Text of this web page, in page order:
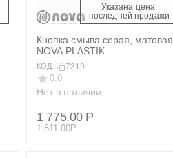
Указана цена
последней продажи
Кнопка смыва серая, матовая
NOVA PLASTIK
КОД: 7319
0.0
Нет в наличии
1 775.00 Р
1 811.00Р